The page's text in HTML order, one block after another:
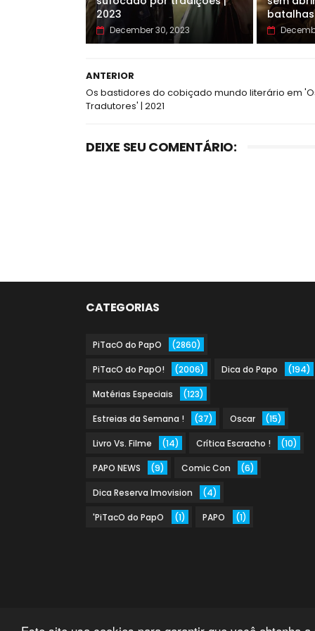
2023
December 30, 2023
ANTERIOR
Os bastidores do cobiçado mundo literário em
Tradutores' | 2021
DEIXE SEU COMENTÁRIO:
CATEGORIAS
PiTacO do PapO (2860)
PiTacO do PapO! (2006) Dica do Papo (194)
Matérias Especiais (123)
Estreias da Semana ! (37) Oscar (15)
Livro Vs. Filme (14) Crítica Escracho ! (10)
PAPO NEWS (9) Comic Con (6)
Dica Reserva Imovision (4)
'PiTacO do PapO (1) PAPO (1)